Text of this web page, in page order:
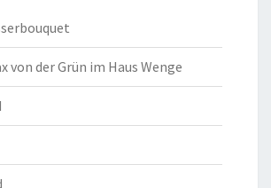
von der Grün im Haus Wenge